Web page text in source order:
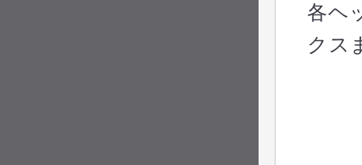
各ヘ
クス